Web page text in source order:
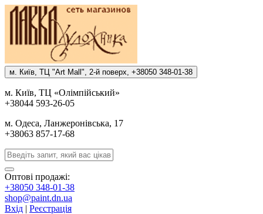
м. Киïв, ТЦ "Art Mall", 2-й поверх, +38050 348-01-38
м. Киïв, ТЦ «Олiмпiйський»
+38044 593-26-05
м. Одеса, Ланжеронiвська, 17
+38063 857-17-68
Оптові продажі:
+38050 348-01-38
shop@paint.dn.ua
Вхід | Реєстрація